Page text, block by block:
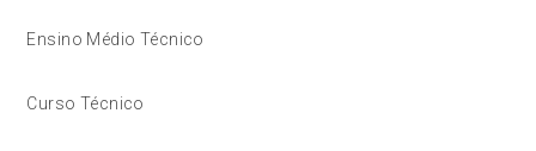
Ensino Médio Técnico
Curso Técnico